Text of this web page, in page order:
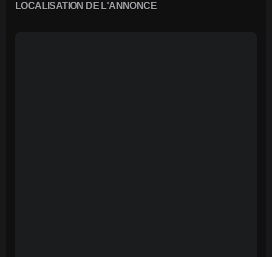
LOCALISATION DE L'ANNONCE